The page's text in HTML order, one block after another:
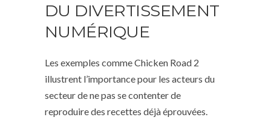
DU DIVERTISSEMENT
NUMÉRIQUE
Les exemples comme Chicken Road 2
illustrent l’importance pour les acteurs du
secteur de ne pas se contenter de
reproduire des recettes déjà éprouvées.